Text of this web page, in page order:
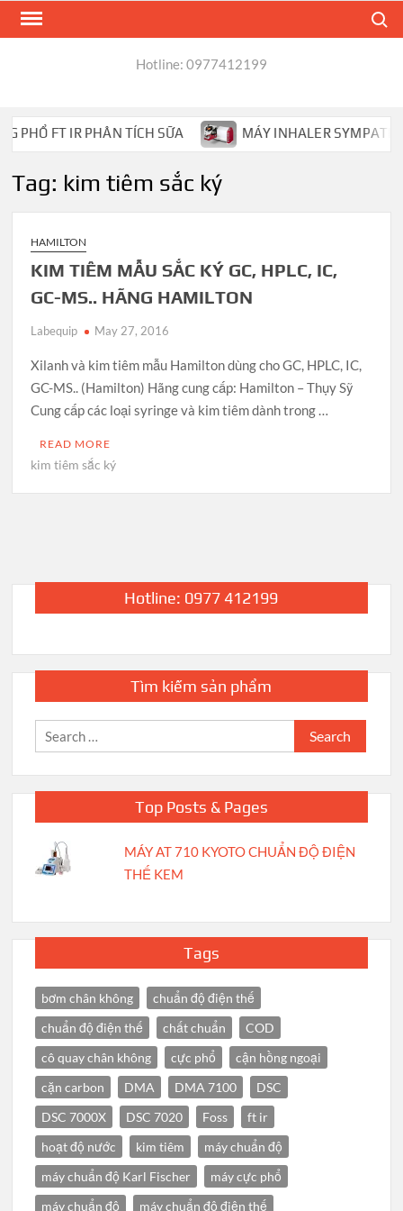
Skip
Hotline: 0977412199
PHỔ FT IR PHÂN TÍCH SỮA MÁY INHALER SYMPATEC
Tag: kim tiêm sắc ký
HAMILTON
KIM TIÊM MẪU SẮC KÝ GC, HPLC, IC,
GC-MS.. HÃNG HAMILTON
Labequip May 27, 2016
Xilanh và kim tiêm mẫu Hamilton dùng cho GC, HPLC, IC,
GC-MS.. (Hamilton) Hãng cung cấp: Hamilton – Thụy Sỹ
Cung cấp các loại syringe và kim tiêm dành trong …
READ MORE
kim tiêm sắc ký
Hotline: 0977 412199
Tìm kiếm sản phẩm
Search
for:
Top Posts & Pages
MÁY AT 710 KYOTO CHUẨN ĐỘ ĐIỆN
THẾ KEM
Tags
bơm chân không
chuẩn độ điện thế
chuẩn độ điện thế
chất chuẩn
COD
cô quay chân không
cực phổ
cận hồng ngoại
cặn carbon
DMA DMA 7100
DSC
DSC 7000X
DSC 7020 Foss
ft ir
hoạt độ nước
kim tiêm
máy chuẩn độ
máy chuẩn độ Karl Fischer
máy cực phổ
máy chuẩn độ
máy chuẩn độ điện thế